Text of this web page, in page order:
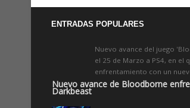
ENTRADAS POPULARES
Nuevo avance de Bloodborne
Darkbeast
Nuevo avance del juego
el 25 de Marzo a PS4, en el
enfrentamiento con un